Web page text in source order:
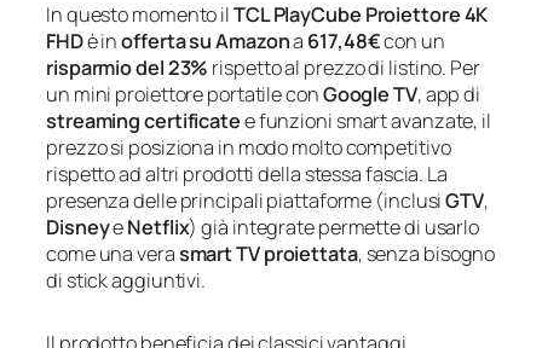
In questo momento ilTCL PlayCube Proiettore 4K
FHDè inofferta su Amazona 617,48€con un
risparmio del 23% rispetto al prezzo di listino. Per
un mini proiettore portatile conGoogle TV, app di
streaming certificatee funzioni smart avanzate, il
prezzo si posiziona in modo molto competitivo
rispetto ad altri prodotti della stessa fascia. La
presenza delle principali piattaforme (inclusiGTV,
DisneyeNetflix) già integrate permette di usarlo
come una verasmart TV proiettata, senza bisogno
di stick aggiuntivi.